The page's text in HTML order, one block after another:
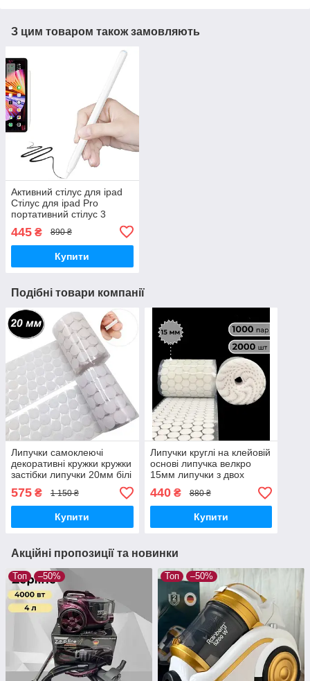
З цим товаром також замовляють
Активний стілус для ipad
Стілус для ipad Pro
портативний стілус 3
ipad 2-6
445 ₴ 890 ₴
Купити
Подібні товари компанії
Липучки самоклеючі
декоративні кружки кружки
застібки липучки 20мм білі
1000 шт
575 ₴ 1 150 ₴
Купити
Липучки круглі на клейовій
основі липучка велкро
15мм липучки з двох
половинок 1000шт
440₴ 880 ₴
Купити
Акційні пропозиції та новинки
Топ –50% Топ –50%